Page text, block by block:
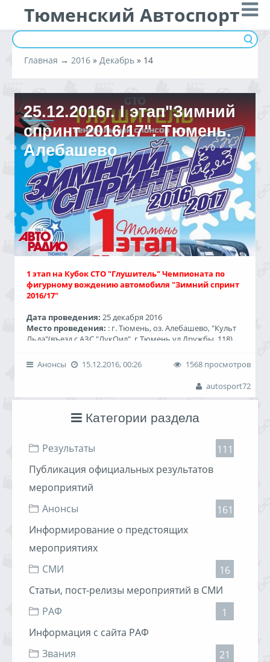
Тюменский Автоспорт
Категории раздела
Результаты
111
Публикация официальных результатов
мероприятий
Анонсы
161
Информирование о предстоящих
мероприятиях
СМИ
16
Статьи, пост-релизы мероприятий в СМИ
РАФ
1
Информация с сайта РАФ
Звания
21
Главная → 2016 » Декабрь » 14
25.12.2016г. I этап"Зимний
спринт 2016/17". Тюмень.
Алебашево
1 этап на Кубок СТО "Глушитель" Чемпионата по
фигурному вождению автомобиля "Зимний спринт
2016/17"
Дата проведения: 25 декабря 2016
Место проведения: : г. Тюмень, оз. Алебашево, "Культ
Льда"(въезд с АЗС "ЛукОил", г.Тюмень,ул.Дружбы, 118)
-------------------------------------------
Генеральный спонсор I этапа Чемпионата:
-----------------------------------------------------------------------------------------
-------------------------------------------
Анонсы 15.12.2016, 00:26
1568 просмотров
autosport72